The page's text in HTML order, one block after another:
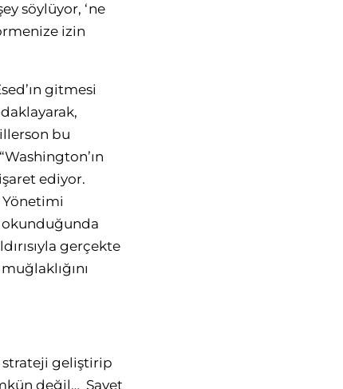
söylüyor, ‘ne
izin
gitmesi
bu
ediyor.
Yönetimi
okunduğunda
gerçekte
strateji geliştirip
değil… Şayet